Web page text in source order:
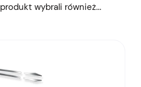
wybrali również...